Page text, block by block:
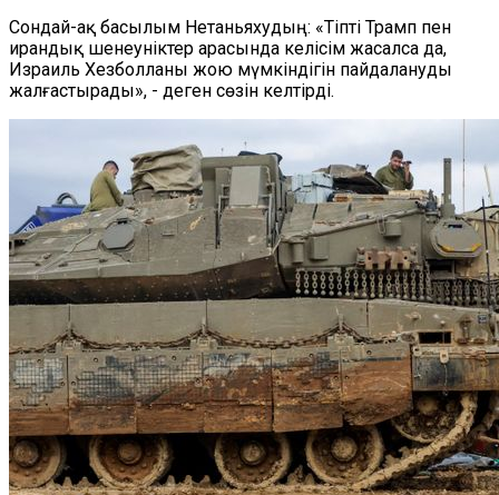
Сондай-ақ басылым Нетаньяхудың: «Тіпті Трамп пен
ирандық шенеуніктер арасында келісім жасалса да,
Израиль Хезболланы жою мүмкіндігін пайдалануды
жалғастырады», - деген сөзін келтірді.